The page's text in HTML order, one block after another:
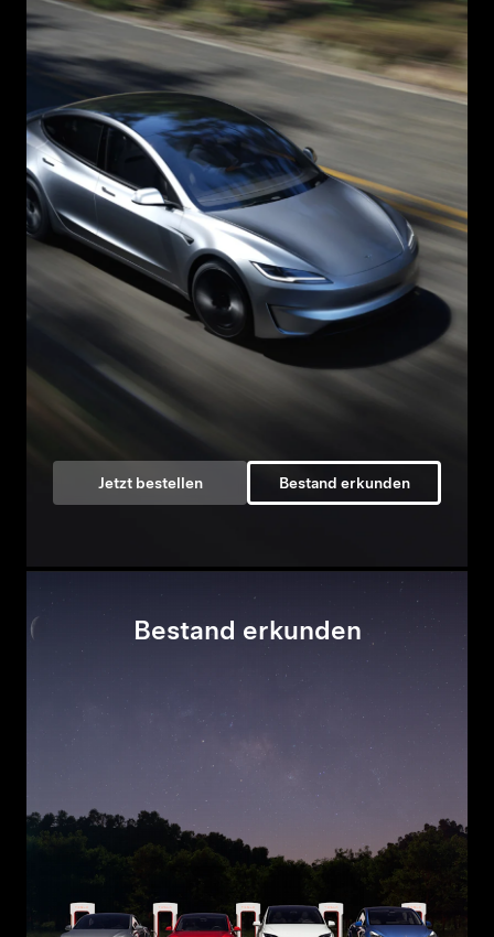
Jetzt bestellen Bestand erkunden
Bestand erkunden